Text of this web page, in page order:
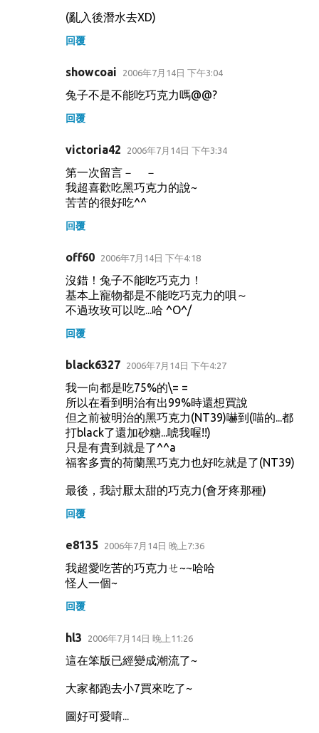
(亂入後潛水去XD)
回覆
showcoai 2006年7月14日 下午3:04
兔子不是不能吃巧克力嗎@@?
回覆
victoria42 2006年7月14日 下午3:34
第一次留言－ －
我超喜歡吃黑巧克力的說~
苦苦的很好吃^^
回覆
off60 2006年7月14日 下午4:18
沒錯！兔子不能吃巧克力！
基本上寵物都是不能吃巧克力的唄～
不過玫玫可以吃...哈 ^O^/
回覆
black6327 2006年7月14日 下午4:27
我一向都是吃75%的\= =
所以在看到明治有出99%時還想買說
但之前被明治的黑巧克力(NT39)嚇到(喵的...都
打black了還加砂糖...唬我喔!!)
只是有貴到就是了^^a
福客多賣的荷蘭黑巧克力也好吃就是了(NT39)
最後，我討厭太甜的巧克力(會牙疼那種)
回覆
e8135 2006年7月14日 晚上7:36
我超愛吃苦的巧克力ㄝ~~哈哈
怪人一個~
回覆
hl3 2006年7月14日 晚上11:26
這在笨版已經變成潮流了~
大家都跑去小7買來吃了~
圖好可愛唷...